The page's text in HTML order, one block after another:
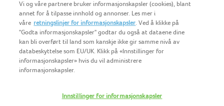
Følg oss på Instagram
Findus på YouTube
FINDUS
Vi og våre partnere bruker informasjonskapsler (cookies), blant
annet for å tilpasse innhold og annonser. Les mer i
våre retningslinjer for informasjonskapsler. Ved å klikke på
"Godta informasjonskapsler" godtar du også at dataene dine
kan bli overført til land som kanskje ikke gir samme nivå av
databeskyttelse som EU/UK. Klikk på «Innstillinger for
informasjonskapsler» hvis du vil administrere
informasjonskapsler.
Innstillinger for informasjonskapsler